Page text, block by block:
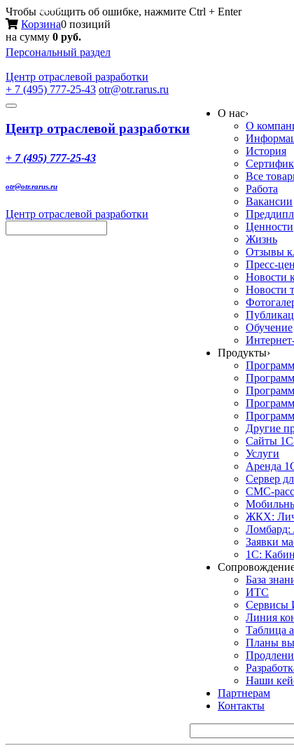
Чтобы сообщить об ошибке, нажмите Ctrl + Enter
Корзина0 позиций
на сумму 0 руб.
Персональный раздел
Центр отраслевой разработки
+ 7 (495) 777-25-43 otr@otr.rarus.ru
Toggle
Меню
Центр отраслевой разработки
+ 7 (495) 777-25-43
otr@otr.rarus.ru
Центр отраслевой разработки
О нас›
О
История
Все
Работа
Вакансии
Ценности
Жизнь
Отзывы
Пресс-
Новости
Новости
Обучение
Продукты›
Другие
Сайты
Услуги
Аренда
Сервер
СМС-
ЖКХ:
Ломбард:
Заявки
1С:
База
ИТС
Сервисы
Линия
Таблица
Планы
Наши
Партнерам
Контакты